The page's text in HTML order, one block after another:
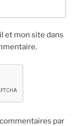
et mon site dans
par